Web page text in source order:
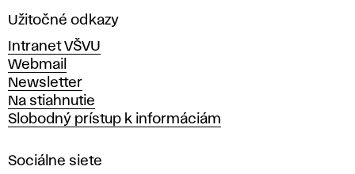
a
ý
t
v
a
r
ý
Užitočné odkazy
Intranet VŠVU
Webmail
Newsletter
Na stiahnutie
Slobodný prístup k informáciám
Sociálne siete